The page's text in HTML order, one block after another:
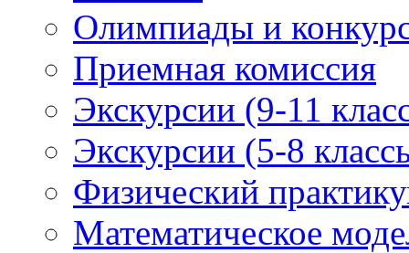
Олимпиады и
Приемная комиссия
Экскурсии (9-11
Экскурсии (5-8
Физический
Математическое